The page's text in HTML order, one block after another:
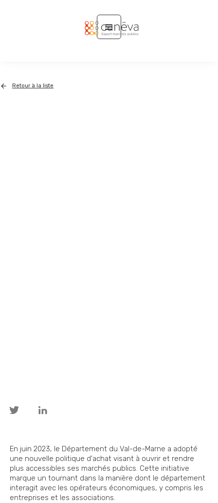
Retour à la liste
En juin 2023, le Département du Val-de-Marne a adopté
une nouvelle politique d'achat visant à ouvrir et rendre
plus accessibles ses marchés publics. Cette initiative
marque un tournant dans la manière dont le département
interagit avec les opérateurs économiques, y compris les
entreprises et les associations.